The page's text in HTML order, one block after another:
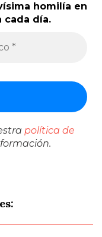
homilía en
cada día.
política de